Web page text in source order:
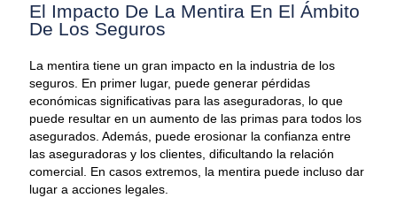
El Impacto De La Mentira En El Ámbito
De Los Seguros
La mentira tiene un gran impacto en la industria de los
seguros. En primer lugar, puede generar pérdidas
económicas significativas para las aseguradoras, lo que
puede resultar en un aumento de las primas para todos los
asegurados. Además, puede erosionar la confianza entre
las aseguradoras y los clientes, dificultando la relación
comercial. En casos extremos, la mentira puede incluso dar
lugar a acciones legales.